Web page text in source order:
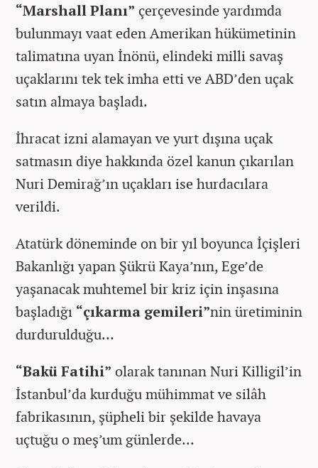
“Marshall Planı” çerçevesinde yardımda
bulunmayı vaat eden Amerikan hükümetinin
talimatına uyan İnönü, elindeki milli savaş
uçaklarını tek tek imha etti ve ABD’den uçak
satın almaya başladı.
İhracat izni alamayan ve yurt dışına uçak
satmasın diye hakkında özel kanun çıkarılan
Nuri Demirağ’ın uçakları ise hurdacılara
verildi.
Atatürk döneminde on bir yıl boyunca İçişleri
Bakanlığı yapan Şükrü Kaya’nın, Ege’de
yaşanacak muhtemel bir kriz için inşasına
başladığı “çıkarma gemileri”nin üretiminin
durdurulduğu…
“Bakü Fatihi” olarak tanınan Nuri Killigil’in
İstanbul’da kurduğu mühimmat ve silâh
fabrikasının, şüpheli bir şekilde havaya
uçtuğu o meş’um günlerde...